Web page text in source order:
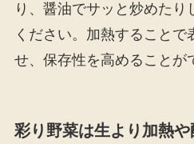
り、醤油でサッと炒めたり
ください。加熱することで
せ、保存性を高めることが
彩り野菜は生より加熱